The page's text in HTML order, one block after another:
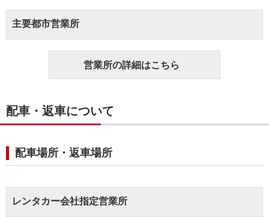
主要都市営業所
営業所の詳細はこちら
配車・返車について
配車場所・返車場所
レンタカー会社指定営業所